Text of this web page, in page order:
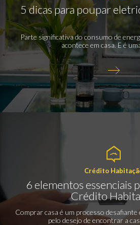
5 dicas para poupar
Parte significativa do consumo de
acontece em casa. E é
Crédito
6 elementos essenciais
Crédito
Comprar casa é um processo desafiante
pelo desejo de encontrar a